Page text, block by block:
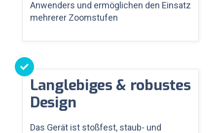
Anwenders und ermöglichen den Einsatz
mehrerer Zoomstufen
Langlebiges & robustes
Design
Das Gerät ist stoßfest, staub- und